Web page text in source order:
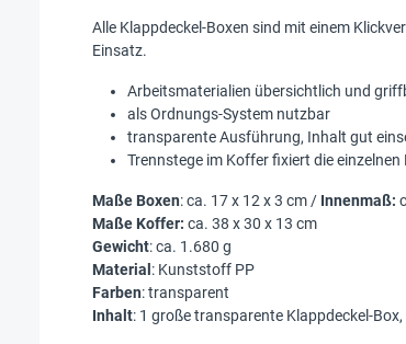
Alle Klappdeckel-Boxen sind mit einem
Einsatz.
Arbeitsmaterialien übersichtlich und
als Ordnungs-System nutzbar
transparente Ausführung, Inhalt gut
Trennstege im Koffer fixiert die einzelnen
Maße Boxen: ca. 17 x 12 x 3 cm / Innenmaß:
Maße Koffer: ca. 38 x 30 x 13 cm
Gewicht: ca. 1.680 g
Material : Kunststoff PP
Farben: transparent
Inhalt: 1 große transparente Klappdeckel-